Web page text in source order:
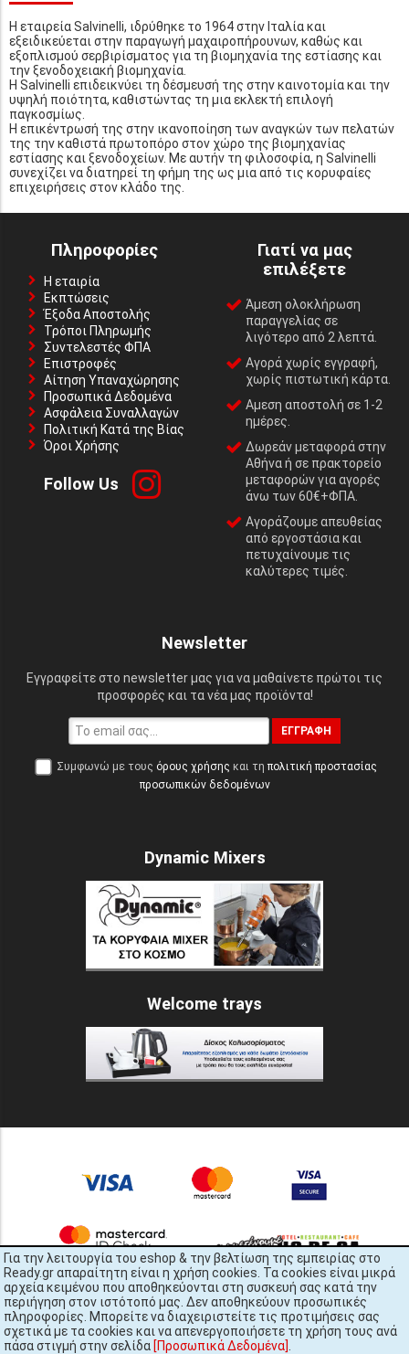
Για την λειτουργία του eshop & την βελτίωση της εμπειρίας στο
Ready.gr απαραίτητη είναι η χρήση cookies. Τα cookies είναι μικρά
αρχεία κειμένου που αποθηκεύονται στη συσκευή σας κατά την
περιήγηση στον ιστότοπό μας. Δεν αποθηκεύουν προσωπικές
πληροφορίες. Μπορείτε να διαχειριστείτε τις προτιμήσεις σας
σχετικά με τα cookies και να απενεργοποιήσετε τη χρήση τους ανά
πάσα στιγμή στην σελίδα [Προσωπικά Δεδομένα]
Η εταιρεία Salvinelli, ιδρύθηκε το 1964 στην Ιταλία και
εξειδικεύεται στην παραγωγή μαχαιροπήρουνων, καθώς και
εξοπλισμού σερβιρίσματος για τη βιομηχανία της εστίασης και
την ξενοδοχειακή βιομηχανία.
Η Salvinelli επιδεικνύει τη δέσμευσή της στην καινοτομία και την
υψηλή ποιότητα, καθιστώντας τη μια εκλεκτή επιλογή
παγκοσμίως.
Η επικέντρωσή της στην ικανοποίηση των αναγκών των πελατών
της την καθιστά πρωτοπόρο στον χώρο της βιομηχανίας
εστίασης και ξενοδοχείων. Με αυτήν τη φιλοσοφία, η Salvinelli
συνεχίζει να διατηρεί τη φήμη της ως μια από τις κορυφαίες
επιχειρήσεις στον κλάδο της.
Πληροφορίες
Η εταιρία
Εκπτώσεις
Έξοδα Αποστολής
Τρόποι Πληρωμής
Συντελεστές ΦΠΑ
Επιστροφές
Αίτηση Υπαναχώρησης
Προσωπικά Δεδομένα
Ασφάλεια Συναλλαγών
Πολιτική Κατά της Βίας
Όροι Χρήσης
Follow Us
Γιατί να μας
επιλέξετε
Άμεση ολοκλήρωση
παραγγελίας σε
λιγότερο από 2 λεπτά.
Αγορά χωρίς εγγραφή,
χωρίς πιστωτική κάρτα.
Αμεση αποστολή σε 1-2
ημέρες.
Δωρεάν μεταφορά στην
Αθήνα ή σε πρακτορείο
μεταφορών για αγορές
άνω των 60€+ΦΠΑ.
Αγοράζουμε απευθείας
από εργοστάσια και
πετυχαίνουμε τις
καλύτερες τιμές.
Newsletter
Εγγραφείτε στο newsletter μας για να μαθαίνετε πρώτοι τις
προσφορές και τα νέα μας προϊόντα!
ΕΓΓΡΑΦΉ
Συμφωνώ με τους όρους χρήσης και τη πολιτική προστασίας
προσωπικών δεδομένων
Dynamic Mixers
Welcome trays
READY.gr © 2022 | All Rights Reserved